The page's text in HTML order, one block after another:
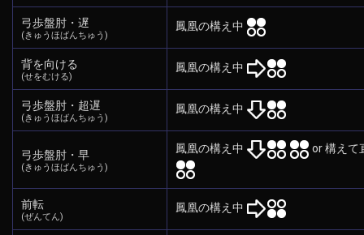
弓歩盤肘・遅
(きゅうほばんちゅう)
鳳凰の構え中
背を向ける
(せをむける)
鳳凰の構え中
弓歩盤肘・超遅
(きゅうほばんちゅう)
鳳凰の構え中
弓歩盤肘・早
(きゅうほばんちゅう)
鳳凰の構え中 or 構えて
前転
(ぜんてん)
鳳凰の構え中